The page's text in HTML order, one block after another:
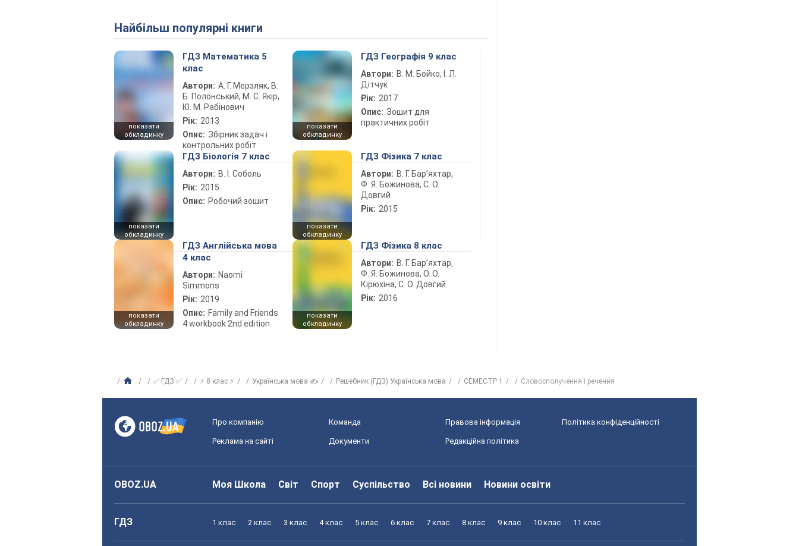
Найбільш популярні книги
показати
обкладинку
ГДЗ Математика 5
клас
Автори: А. Г. Мерзляк, В.
Б. Полонський, М. С. Якір,
Ю. М. Рабінович
Рік: 2013
Опис: Збірник задач і
контрольних робіт
показати
обкладинку
ГДЗ Географія 9 клас
Автори: В. М. Бойко, І. Л.
Дітчук
Рік: 2017
Опис: Зошит для
практичних робіт
показати
обкладинку
ГДЗ Біологія 7 клас
Автори: В. І. Соболь
Рік: 2015
Опис: Робочий зошит
показати
обкладинку
ГДЗ Фізика 7 клас
Автори: В. Г. Бар’яхтар,
Ф. Я. Божинова, С. О.
Довгий
Рік: 2015
показати
обкладинку
ГДЗ Англійська мова
4 клас
Автори: Naomi
Simmons
Рік: 2019
Опис: Family and Friends
4 workbook 2nd edition
показати
обкладинку
ГДЗ Фізика 8 клас
Автори: В. Г. Бар’яхтар,
Ф. Я. Божинова, О. О.
Кірюхіна, С. О. Довгий
Рік: 2016
✅ ГДЗ ✅ ⚡ 8 клас ⚡ Українська мова ✍ Решебник (ГДЗ) Українська мова СЕМЕСТР 1 Словосполучення і речення
Про компанію Команда Правова інформація Політика конфіденційності
Реклама на сайті Документи Редакційна політика
OBOZ.UA Моя Школа Світ Спорт Суспільство Всі новини Новини освіти
ГДЗ 1 клас 2 клас 3 клас 4 клас 5 клас 6 клас 7 клас 8 клас 9 клас 10 клас 11 клас